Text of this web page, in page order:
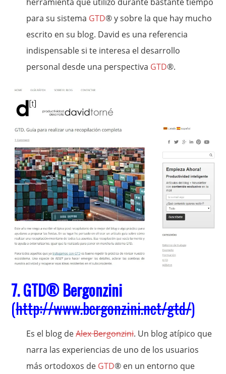
para su sistema GTD® y sobre la que hay mucho
escrito en su blog. David es una referencia
indispensable si te interesa el desarrollo
personal desde una perspectiva GTD®.
7.GTD® Bergonzini
(http://www.bergonzini.net/gtd/)
Es el blog deAlex Bergonzini. Un blog atípico que
narra las experiencias de uno de los usuarios
más ortodoxos de GTD® en un entorno que